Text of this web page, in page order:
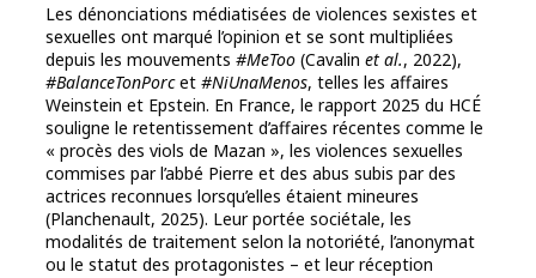
Les dénonciations médiatisées de violences sexistes et
sexuelles ont marqué l’opinion et se sont multipliées
depuis les mouvements #MeToo (Cavalin et al., 2022),
#BalanceTonPorcet #NiUnaMenos, telles les affaires
Weinstein et Epstein. En France, le rapport 2025 du HCÉ
souligne le retentissement d’affaires récentes comme le
« procès des viols de Mazan », les violences sexuelles
commises par l’abbé Pierre et des abus subis par des
actrices reconnues lorsqu’elles étaient mineures
(Planchenault, 2025). Leur portée sociétale, les
modalités de traitement selon la notoriété, l’anonymat
ou le statut des protagonistes – et leur réception